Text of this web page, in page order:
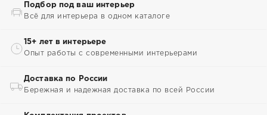
Подбор под ваш интерьер
Всё для интерьера в одном каталоге
15+ лет в интерьере
Опыт работы с современными интерьерами
Доставка по России
Бережная и надежная доставка по всей России